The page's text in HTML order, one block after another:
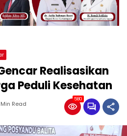
Realisasikan
Peduli Kesehatan
Read
580